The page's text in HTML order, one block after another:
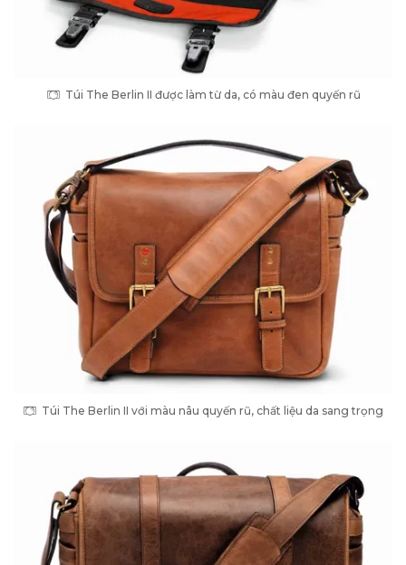
Túi The Berlin II được làm từ da, có màu đen quyến rũ
Túi The Berlin II với màu nâu quyến rũ, chất liệu da sang trọng